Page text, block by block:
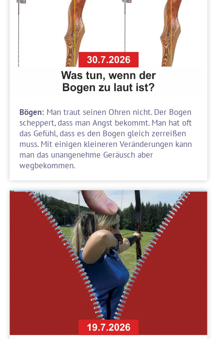
Bögen: Man traut seinen Ohren nicht. Der Bogen
scheppert, dass man Angst bekommt. Man hat oft
das Gefühl, dass es den Bogen gleich zerreißen
muss. Mit einigen kleineren Veränderungen kann
man das unangenehme Geräusch aber
wegbekommen.